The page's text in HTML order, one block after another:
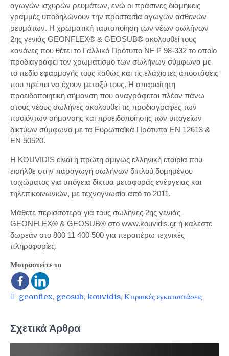
αγωγών ισχυρών ρευμάτων, ενώ οι πράσινες διαμήκεις
γραμμές υποδηλώνουν την προστασία αγωγών ασθενών
ρευμάτων. Η χρωματική ταυτοποίηση των νέων σωλήνων
2ης γενιάς GEONFLEX® & GEOSUB® ακολουθεί τους
κανόνες που θέτει το Γαλλικό Πρότυπο NF P 98-332 το οποίο
προδιαγράφει τον χρωματισμό των σωλήνων σύμφωνα με
το πεδίο εφαρμογής τους καθώς και τις ελάχιστες αποστάσεις
που πρέπει να έχουν μεταξύ τους. Η απαραίτητη
προειδοποιητική σήμανση που αναγράφεται πλέον πάνω
στους νέους σωλήνες ακολουθεί τις προδιαγραφές των
προϊόντων σήμανσης και προειδοποίησης των υπογείων
δικτύων σύμφωνα με τα Ευρωπαϊκά Πρότυπα EN 12613 &
ΕΝ 50520.
Η KOUVIDIS είναι η πρώτη αμιγώς ελληνική εταιρία που
εισήλθε στην παραγωγή σωλήνων διπλού δομημένου
τοιχώματος για υπόγεια δίκτυα μεταφοράς ενέργειας και
τηλεπικοινωνιών, με τεχνογνωσία από το 2011.
Μάθετε περισσότερα για τους σωλήνες 2ης γενιάς
GEONFLEX® & GEOSUB® στο www.kouvidis.gr ή καλέστε
δωρεάν στο 800 11 400 500 για περαιτέρω τεχνικές
πληροφορίες.
Μοιραστείτε το
geonflex, geosub, kouvidis, Κτιριακές εγκαταστάσεις
Σχετικά Άρθρα